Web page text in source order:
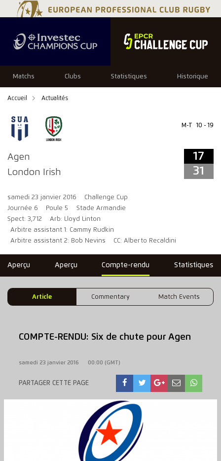
Matchs Clubs Statistiques Historique
Accueil Actualités
Agen
London Irish
M-T 10 - 19
17
31
samedi 23 janvier 2016
Challenge Cup
Journée 6
Poule 5
Stade Armandie
Spect: 3,712
Arb: Lloyd Linton
Arbitre assistant 1: Cammy Rudkin
Arbitre assistant 2: Bob Nevins
CC: Alberto Recaldini
17 31
Aperçu Aperçu Compte-rendu Statistiques
Article Commentary Match Events
COMPTE-RENDU: Six de chute pour Agen
samedi 23 janvier 2016 00:00 (GMT)
PARTAGER CETTE PAGE